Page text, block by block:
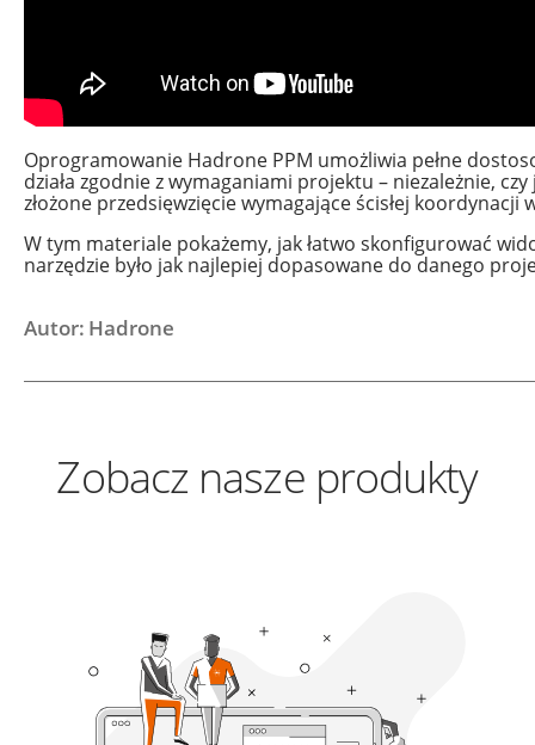
Oprogramowanie Hadrone PPM umożliwia pełne
działa zgodnie z wymaganiami projektu – niezależnie,
złożone przedsięwzięcie wymagające ścisłej koordynacji
W tym materiale pokażemy, jak łatwo skonfigurować
narzędzie było jak najlepiej dopasowane do danego
Autor: Hadrone
Zobacz nasze produkty